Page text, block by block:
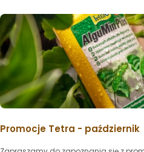
Promocje Tetra - październik